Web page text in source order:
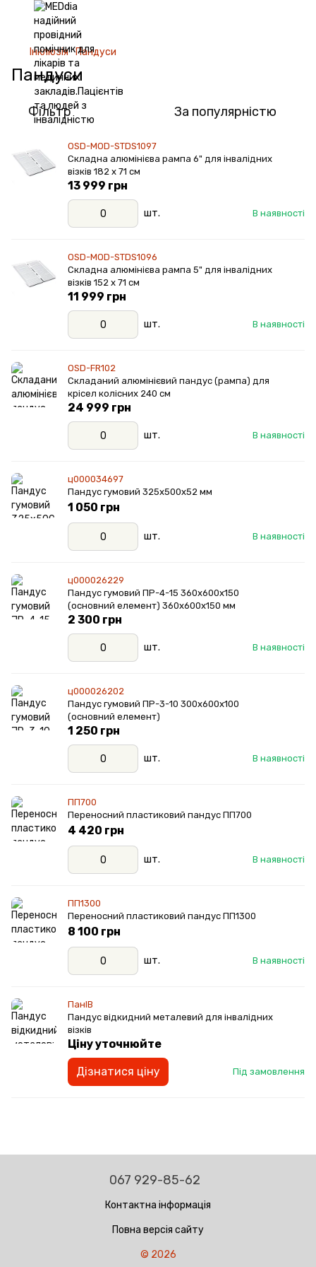
Інклюзія Пандуси
Пандуси
Фільтр За популярністю
OSD-MOD-STDS1097
Складна алюмінієва рампа 6" для інвалідних
візків 182 х 71 см
В наявності
13 999 грн
шт.
OSD-MOD-STDS1096
Складна алюмінієва рампа 5" для інвалідних
візків 152 х 71 см
В наявності
11 999 грн
шт.
OSD-FR102
Складаний алюмінієвий пандус (рампа) для
крісел колісних 240 см
В наявності
24 999 грн
шт.
ц000034697
Пандус гумовий 325х500х52 мм
В наявності
1 050 грн
шт.
ц000026229
Пандус гумовий ПР-4-15 360х600х150
(основний елемент) 360х600х150 мм
В наявності
2 300 грн
шт.
ц000026202
Пандус гумовий ПР-3-10 300х600х100
(основний елемент)
В наявності
1 250 грн
шт.
ПП700
Переносний пластиковий пандус ПП700
В наявності
4 420 грн
шт.
ПП1300
Переносний пластиковий пандус ПП1300
В наявності
8 100 грн
шт.
ПанІВ
Пандус відкидний металевий для інвалідних
візків
Під замовлення
Ціну уточнюйте
Дізнатися ціну
067 929-85-62
Контактна інформація
Повна версія сайту
© 2026